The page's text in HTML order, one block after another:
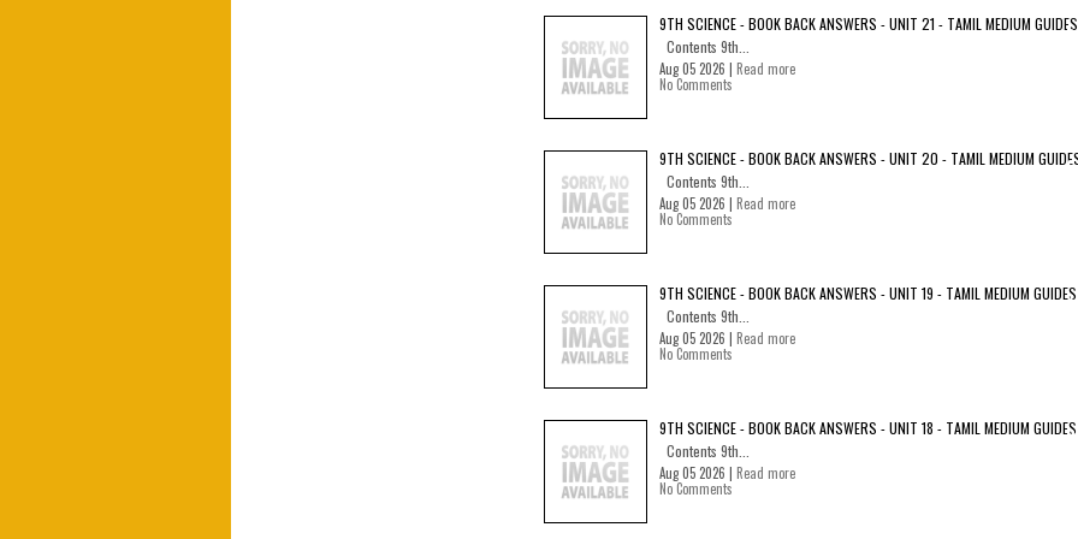
9TH SCIENCE - BOOK BACK ANSWERS - UNIT 21 - TAMIL MEDIUM GUIDES
Contents 9th...
Aug 05 2026 | Read more
No Comments
9TH SCIENCE - BOOK BACK ANSWERS - UNIT 20 - TAMIL MEDIUM
Contents 9th...
Aug 05 2026 | Read more
No Comments
9TH SCIENCE - BOOK BACK ANSWERS - UNIT 19 - TAMIL MEDIUM GUIDES
Contents 9th...
Aug 05 2026 | Read more
No Comments
9TH SCIENCE - BOOK BACK ANSWERS - UNIT 18 - TAMIL MEDIUM GUIDES
Contents 9th...
Aug 05 2026 | Read more
No Comments